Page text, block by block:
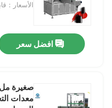
الأسعار：
افضل سعر
صغيرة